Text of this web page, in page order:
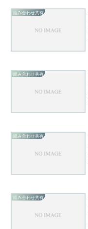
組み合わせ共有
組み合わせ共有
組み合わせ共有
組み合わせ共有